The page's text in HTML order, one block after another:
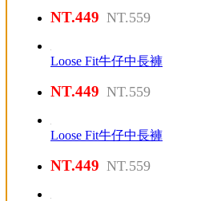
NT.449 NT.559
Loose Fit牛仔中長褲
NT.449 NT.559
Loose Fit牛仔中長褲
NT.449 NT.559